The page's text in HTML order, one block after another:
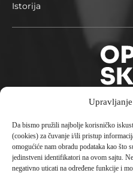
Upravljanje
Da bismo pružili najbolje korisničko
(cookies) za čuvanje i/ili pristup
omogućiće nam obradu podataka kao što
jedinstveni identifikatori na ovom sajtu.
negativno uticati na određene funkcije i
Istorija
O
Opensky je avio
konceptom aktuelne i